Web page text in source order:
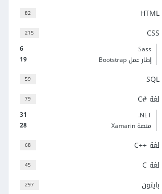
82 HTML
215 CSS
6
Sass
19
إطار عمل Bootstrap
59 SQL
79 لغة C#‎
31
‎.NET
28
منصة Xamarin
68 لغة C++‎
45 لغة C
297 بايثون